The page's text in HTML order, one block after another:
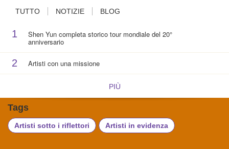
TUTTO NOTIZIE BLOG
1 Shen Yun completa storico tour mondiale del 20°
anniversario
2 Artisti con una missione
PIÙ
Tags
Artisti sotto i riflettori Artisti in evidenza